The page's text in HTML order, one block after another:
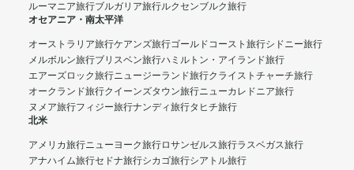
ルーマニア旅行ブルガリア旅行ルクセンブルク旅行
オセアニア・南太平洋
オーストラリア旅行ケアンズ旅行ゴールドコースト旅行シドニー旅行
メルボルン旅行ブリスベン旅行ハミルトン・アイランド旅行
エアーズロック旅行ニュージーランド旅行クライストチャーチ旅行
オークランド旅行クイーンズタウン旅行ニューカレドニア旅行
ヌメア旅行フィジー旅行ナンディ旅行タヒチ旅行
北米
アメリカ旅行ニューヨーク旅行ロサンゼルス旅行ラスベガス旅行
アナハイム旅行セドナ旅行シカゴ旅行シアトル旅行